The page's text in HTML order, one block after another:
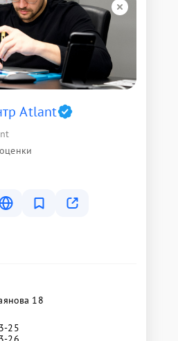
Atlant
18
25